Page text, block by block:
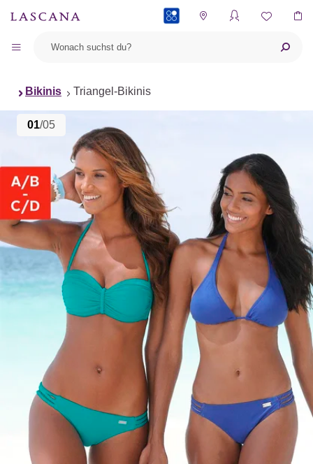
Bikinis Triangel-Bikinis
01/05